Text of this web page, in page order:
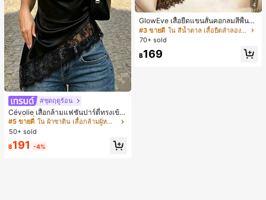
#ชุดฤดูร้อน
Cévolie เสื้อกล้ามแฟชั่นปาร์ตี้ทรงเข้า
รูป เซ็กซี่ คอเดรป คอคาวล์ จับย่น แต่ง
ลูกไม้ ดีไซน์ต่อผ้า เปิดหลัง แขนกุด
#5 ขายดี
ใน ผ้าซาติน เสื้อกล้ามผู้หญิง & Camis
50+ sold
฿191 -4%
4
GlowEve เสื้อยืดแขนสั้นคอกลมสีพื้นลำ
ลองอเนกประสงค์สำหรับผู้หญิง
#3 ขายดี
ใน สีน้ำตาล เสื้อยืดลำลองพื้นฐาน
70+ sold
฿169